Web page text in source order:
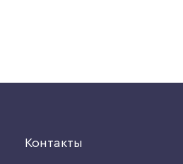
Контакты